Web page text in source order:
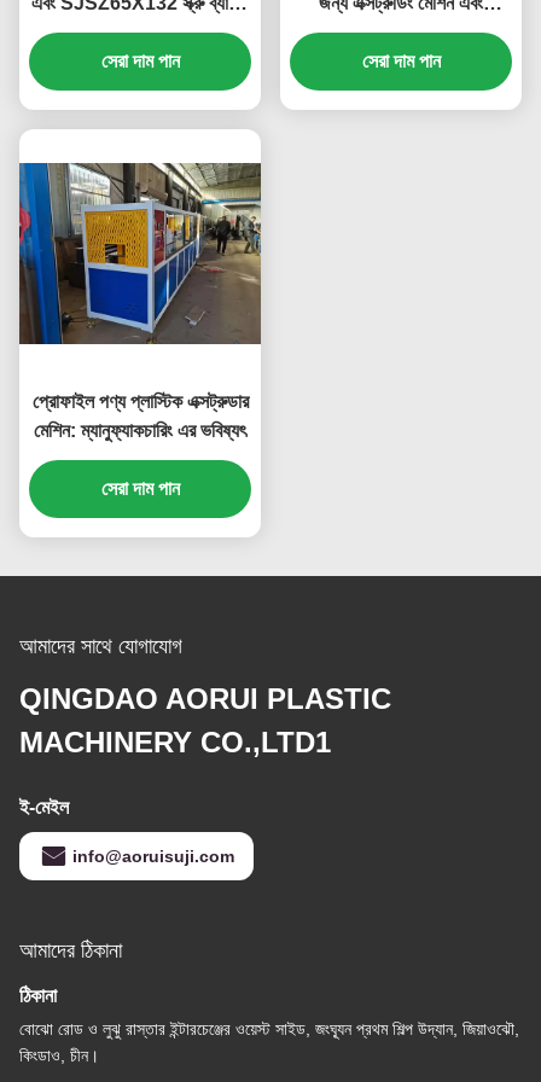
সহ প্লাস্টিক প্রোফাইল এক্সট্রুশন
লাইন সার্ভিস করার অনুমতি দেয়
সেরা দাম পান
ব্যবহারকারী-বান্ধব
সেরা দাম পান
প্রোফাইল পণ্য প্লাস্টিক এক্সট্রুডার
মেশিন: ম্যানুফ্যাকচারিং এর ভবিষ্যৎ
সেরা দাম পান
আমাদের সাথে যোগাযোগ
QINGDAO AORUI PLASTIC
MACHINERY CO.,LTD1
ই-মেইল
info@aoruisuji.com
আমাদের ঠিকানা
ঠিকানা
বোঝো রোড ও লুঝু রাস্তার ইন্টারচেঞ্জের ওয়েস্ট সাইড, জংঘ্যূন প্রথম শিল্প উদ্যান, জিয়াওঝৌ,
কিংডাও, চীন।